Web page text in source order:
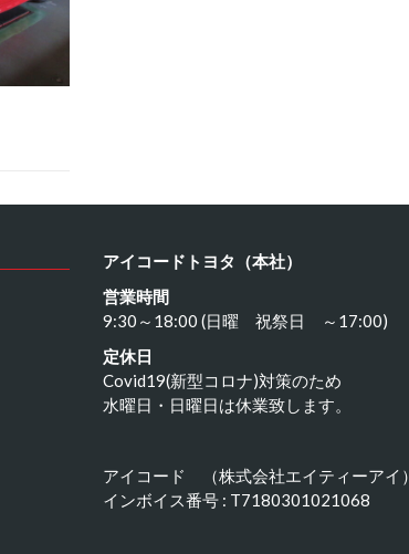
アイコードトヨタ（本社）
営業時間
9:30～18:00 (日曜 祝祭日 ～17:00)
定休日
Covid19(新型コロナ)対策のため
水曜日・日曜日は休業致します。
アイコード （株式会社エイティーアイ）
インボイス番号 : T7180301021068